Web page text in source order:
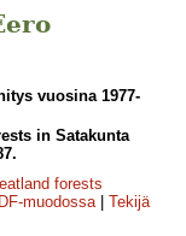
vuosina 1977-
in Satakunta
forests
muodossa| Tekijä